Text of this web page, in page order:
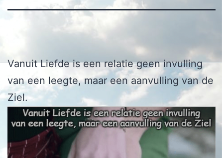
Vanuit Liefde is een relatie geen invulling
van een leegte, maar een aanvulling van de
Ziel.